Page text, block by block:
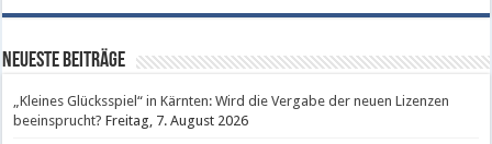
Neueste Beiträge
„Kleines Glücksspiel“ in Kärnten: Wird die Vergabe der neuen Lizenzen
beeinsprucht? Freitag, 7. August 2026